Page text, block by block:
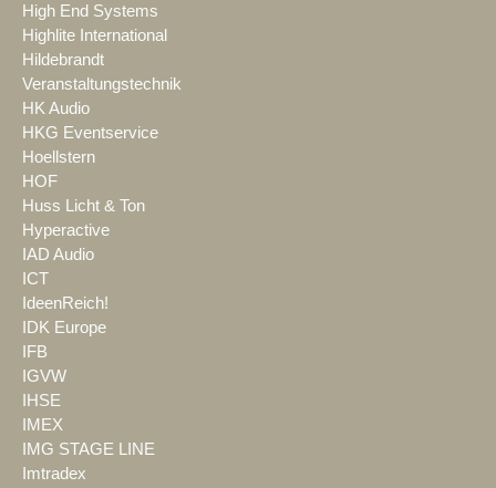
High End Systems
Highlite International
Hildebrandt
Veranstaltungstechnik
HK Audio
HKG Eventservice
Hoellstern
HOF
Huss Licht & Ton
Hyperactive
IAD Audio
ICT
IdeenReich!
IDK Europe
IFB
IGVW
IHSE
IMEX
IMG STAGE LINE
Imtradex